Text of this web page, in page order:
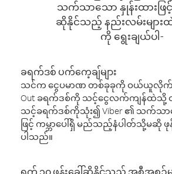
သက်သာသော နှုန်းထားဖြင့်
ဆိုနိုင်သည့် နည်းလမ်းများ
ကို ရွေးချယ်ပါ-
ခရက်ဒစ် ပက်ကေ့ချ်များ
သင်က ငွေပမာဏ တစ်ခုခုကို ဝယ်ယူလိုက်သ
Out ခရက်ဒစ်ကို သင့်ငွေလက်ကျန်ထဲသို့
သင့်ခရက်ဒစ်ကိုသုံး၍ Viber ၏ သက်သာသေ
ဖြင့် ကမ္ဘာပေါ်ရှိ မည်သည့်နံပါတ်သို့မဆို ဖု
ပါသည်။
ရက် ၃၀ ဖုန်းခေါ်ဆိုနိုင်သည့် အစီအစဉ်မ